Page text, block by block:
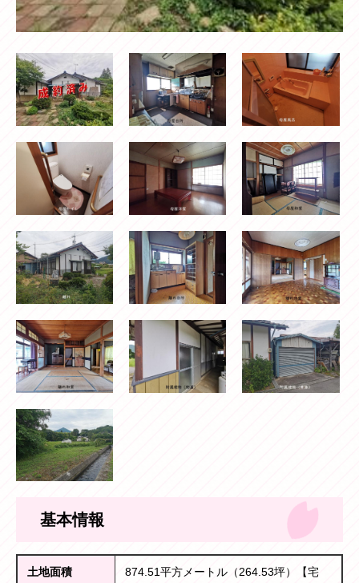
基本情報
土地面積
874.51平方メートル（264.53坪）【宅